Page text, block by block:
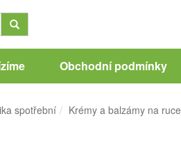
Obchodní podmínky
spotřební Krémy a balzámy na ruce